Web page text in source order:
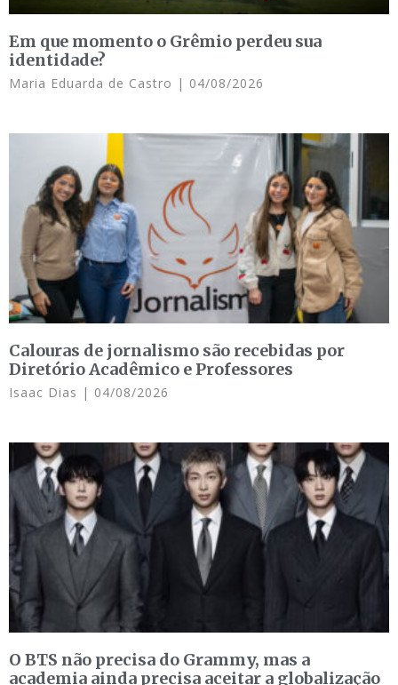
Em que momento o Grêmio perdeu sua
identidade?
Maria Eduarda de Castro 04/08/2026
Calouras de jornalismo são recebidas por
Diretório Acadêmico e Professores
Isaac Dias 04/08/2026
O BTS não precisa do Grammy, mas a
academia ainda precisa aceitar a globalização